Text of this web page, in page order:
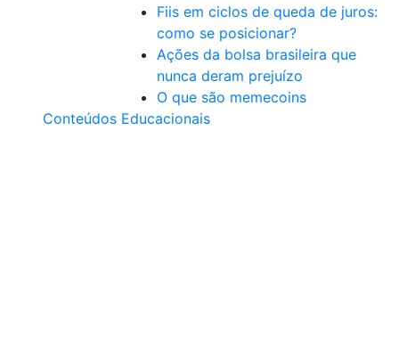
Fiis em ciclos de queda de juros:
como se posicionar?
Ações da bolsa brasileira que
nunca deram prejuízo
O que são memecoins
Conteúdos Educacionais